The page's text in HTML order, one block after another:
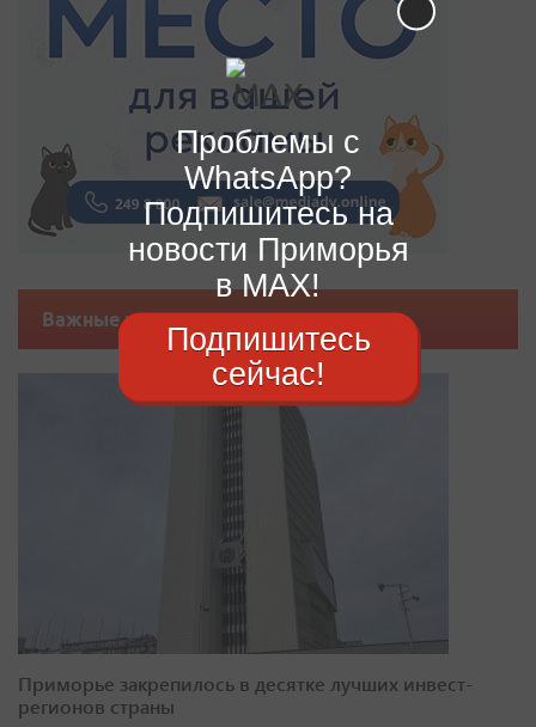
Важные новости
Приморье закрепилось в десятке лучших инвест-
регионов страны
Проблемы с
WhatsApp?
Подпишитесь на
новости Приморья
в MAX!
Подпишитесь
сейчас!